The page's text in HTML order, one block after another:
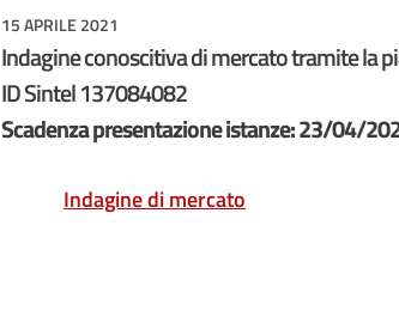
15 APRILE 2021
Indagine conoscitiva di mercato tramite la
ID Sintel 137084082
Scadenza presentazione istanze: 23/04/
Indagine di mercato